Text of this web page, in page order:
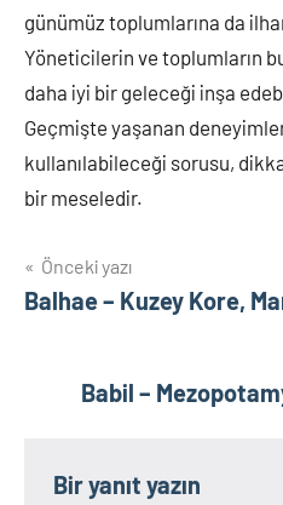
günümüz toplumlarına da
Yöneticilerin ve toplumların
daha iyi bir geleceği inşa
Geçmişte yaşanan
kullanılabileceği sorusu,
bir meseledir.
Yazı
gezinmesi
Önceki yazı
Balhae – Kuzey Kore,
Babil –
Bir yanıt yazın